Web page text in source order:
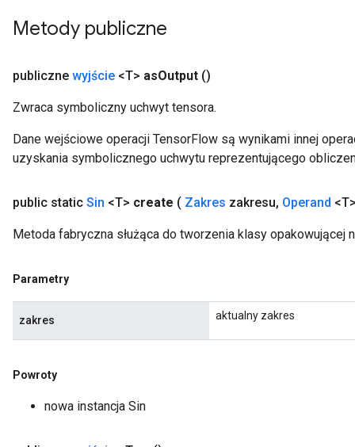
Metody publiczne
publiczne wyjście <T> asOutput ()
Zwraca symboliczny uchwyt tensora.
Dane wejściowe operacji TensorFlow są wynikami innej
uzyskania symbolicznego uchwytu reprezentującego
public static Sin <T> create ( Zakres zakresu, Operand
Metoda fabryczna służąca do tworzenia klasy opakowującej
Parametry
zakres aktualny zakres
Powroty
nowa instancja Sin